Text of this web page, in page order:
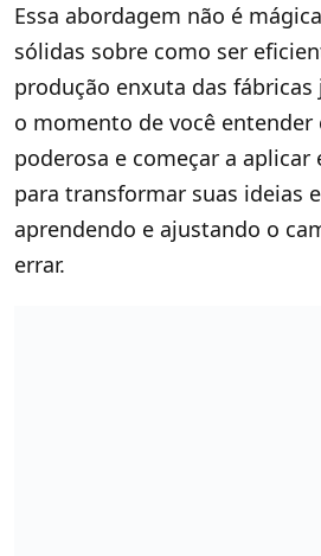
Essa abordagem não é
sólidas sobre como ser
produção enxuta das fábricas
o momento de você entender
poderosa e começar a aplicar
para transformar suas ideias
aprendendo e ajustando o
errar.